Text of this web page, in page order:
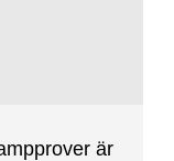
är